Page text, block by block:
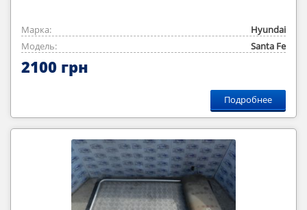
Марка:
Hyundai
Модель:
Santa Fe
2100 грн
Подробнее